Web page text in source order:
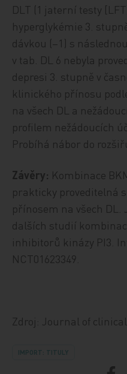
DLT (1 jaterní testy
hyperglykémie 3.
dávkou (–1) s
v tab. DL 6 nebyla
depresi 3. stupně v
klinického přínosu
na všech DL a
profilem nežádoucích
Probíhá nábor do
Závěry: Kombinace
prakticky proveditelná
přínosem na všech DL.
dalších studií
inhibitorů kinázy PI3.
NCT01623349.
Zdroj: Journal of
IMPORT: TITULY